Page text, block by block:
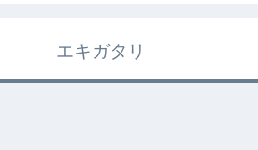
エキガタリ